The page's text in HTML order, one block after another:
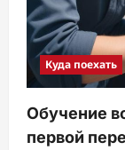
Куда поехать
Обучение
первой